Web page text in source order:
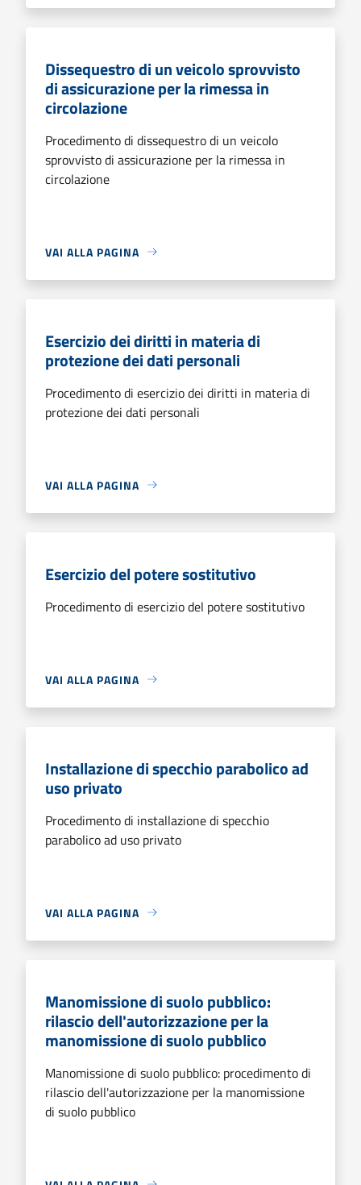
Dissequestro di un veicolo sprovvisto
di assicurazione per la rimessa in
circolazione
Procedimento di dissequestro di un veicolo
sprovvisto di assicurazione per la rimessa in
circolazione
VAI ALLA PAGINA
Esercizio dei diritti in materia di
protezione dei dati personali
Procedimento di esercizio dei diritti in materia di
protezione dei dati personali
VAI ALLA PAGINA
Esercizio del potere sostitutivo
Procedimento di esercizio del potere sostitutivo
VAI ALLA PAGINA
Installazione di specchio parabolico ad
uso privato
Procedimento di installazione di specchio
parabolico ad uso privato
VAI ALLA PAGINA
Manomissione di suolo pubblico:
rilascio dell'autorizzazione per la
manomissione di suolo pubblico
Manomissione di suolo pubblico: procedimento di
rilascio dell'autorizzazione per la manomissione
di suolo pubblico